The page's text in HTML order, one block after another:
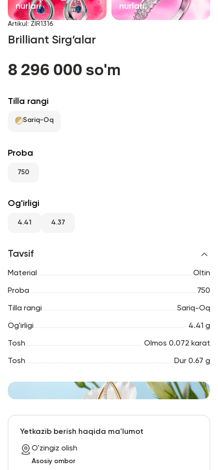
Barcha
Biz haqimizda
Do'kon topish
Sevimli
+998 71 205 22 22
nurlari
nurlari
Artikul : ZIR1316
Brilliant Sirg‘alar
8 296 000 so'm
Tilla rangi
Sariq-Oq
Proba
750
Og'irligi
4.41 4.37
Tavsif
Material Oltin
Proba 750
Tilla rangi Sariq-Oq
Og'irligi 4.41 g
Tosh Olmos 0.072 karat
Tosh Dur 0.67 g
Yetkazib berish haqida ma'lumot
O'zingiz olish
Asosiy ombor